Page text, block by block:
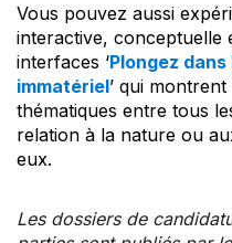
Vous pouvez aussi
interactive, conceptuelle
interfaces ‘Plongez
immatériel’ qui
thématiques entre tous
relation à la nature ou
eux.
Les dossiers de